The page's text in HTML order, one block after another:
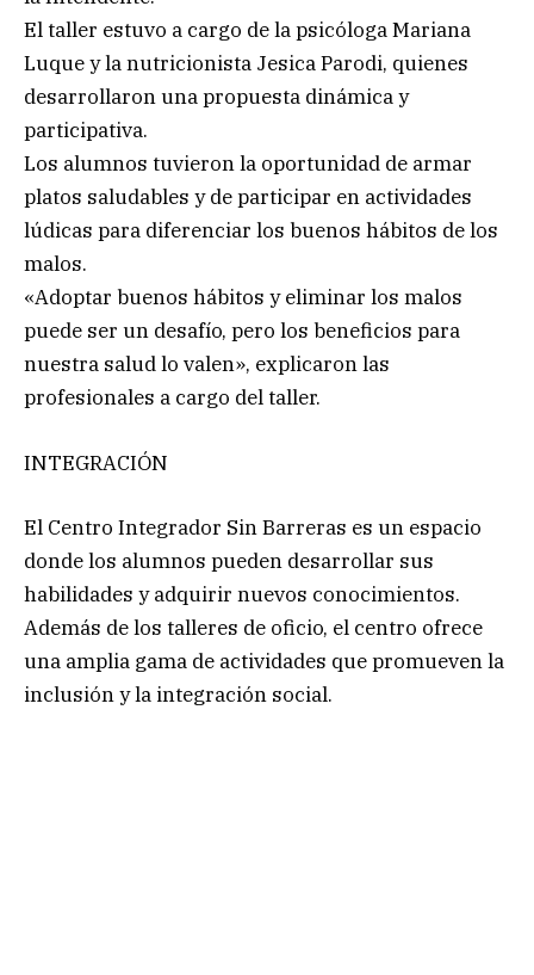
El taller estuvo a cargo de la psicóloga Mariana
Luque y la nutricionista Jesica Parodi, quienes
desarrollaron una propuesta dinámica y
participativa.
Los alumnos tuvieron la oportunidad de armar
platos saludables y de participar en actividades
lúdicas para diferenciar los buenos hábitos de los
malos.
«Adoptar buenos hábitos y eliminar los malos
puede ser un desafío, pero los beneficios para
nuestra salud lo valen», explicaron las
profesionales a cargo del taller.
INTEGRACIÓN
El Centro Integrador Sin Barreras es un espacio
donde los alumnos pueden desarrollar sus
habilidades y adquirir nuevos conocimientos.
Además de los talleres de oficio, el centro ofrece
una amplia gama de actividades que promueven la
inclusión y la integración social.